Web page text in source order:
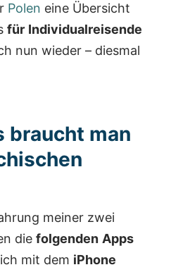
Polen eine Übersicht
für Individualreisende
nun wieder – diesmal
braucht man
meiner zwei
die folgenden Apps
mit dem iPhone